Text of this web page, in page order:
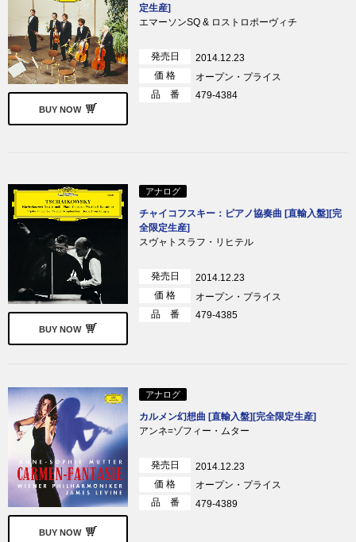
BUY NOW
定生産]
エマーソンSQ & ロストロポーヴィチ
発売日
2014.12.23
価 格
オープン・プライス
品 番
479-4384
BUY NOW
アナログ
チャイコフスキー：ピアノ協奏曲 [直輸入盤][完
全限定生産]
スヴャトスラフ・リヒテル
発売日
2014.12.23
価 格
オープン・プライス
品 番
479-4385
BUY NOW
アナログ
カルメン幻想曲 [直輸入盤][完全限定生産]
アンネ=ゾフィー・ムター
発売日
2014.12.23
価 格
オープン・プライス
品 番
479-4389